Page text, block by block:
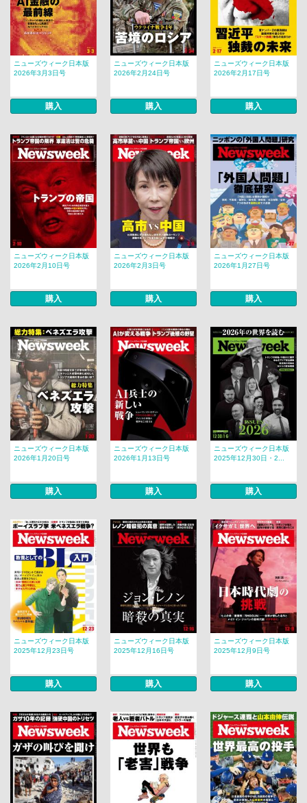
ニューズウィーク日本版
2026年3月3日号
購入
ニューズウィーク日本版
2026年2月24日号
購入
ニューズウィーク日本版
2026年2月17日号
購入
ニューズウィーク日本版
2026年2月10日号
購入
ニューズウィーク日本版
2026年2月3日号
購入
ニューズウィーク日本版
2026年1月27日号
購入
ニューズウィーク日本版
2026年1月20日号
購入
ニューズウィーク日本版
2026年1月13日号
購入
ニューズウィーク日本版
2025年12月30日・2...
購入
ニューズウィーク日本版
2025年12月23日号
購入
ニューズウィーク日本版
2025年12月16日号
購入
ニューズウィーク日本版
2025年12月9日号
購入